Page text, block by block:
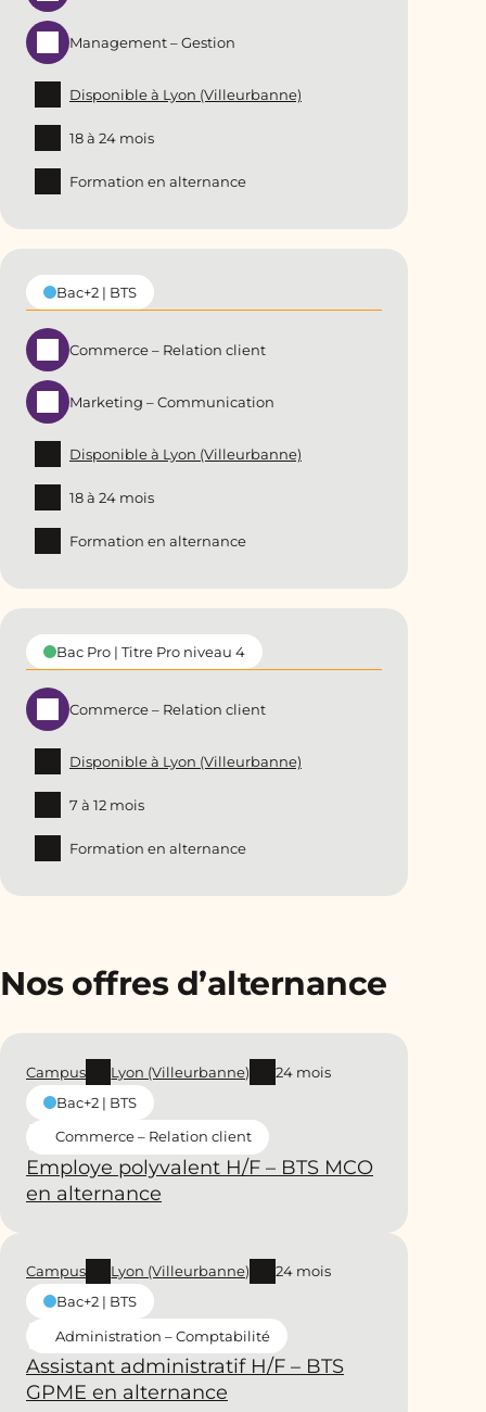
Management – Gestion
Disponible à Lyon (Villeurbanne)
18 à 24 mois
Formation en alternance
Bac+2 | BTS
Commerce – Relation client
Marketing – Communication
Disponible à Lyon (Villeurbanne)
18 à 24 mois
Formation en alternance
Bac Pro | Titre Pro niveau 4
Commerce – Relation client
Disponible à Lyon (Villeurbanne)
7 à 12 mois
Formation en alternance
Nos offres d’alternance
Employe polyvalent H/F – BTS MCO
en alternance
Campus Lyon (Villeurbanne)
24 mois
Bac+2 | BTS
Commerce – Relation client
Assistant administratif H/F – BTS
GPME en alternance
Campus Lyon (Villeurbanne)
24 mois
Bac+2 | BTS
Administration – Comptabilité